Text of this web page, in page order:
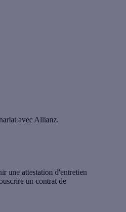
avec Allianz.
une attestation d'entretien
un contrat de